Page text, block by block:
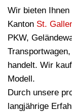
Wir bieten Ihnen
Kanton St.
PKW,
handelt. Wir
Modell.
Durch unsere
langjährige